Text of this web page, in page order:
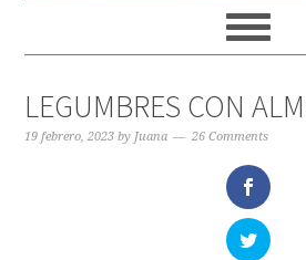
LEGUMBRES CON
19 febrero, 2023 by Juana 26 Comments